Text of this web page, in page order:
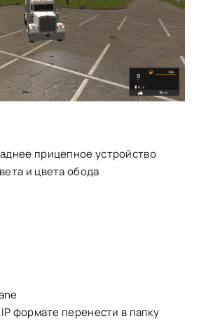
прицепное устройство
и цвета обода
формате перенести в папку